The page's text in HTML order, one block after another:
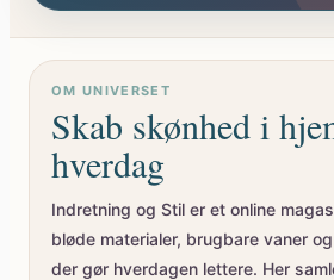
OM UNIVERSET
Skab skønhed i
hverdag
Indretning og Stil er et online
bløde materialer, brugbare vaner
der gør hverdagen lettere. Her